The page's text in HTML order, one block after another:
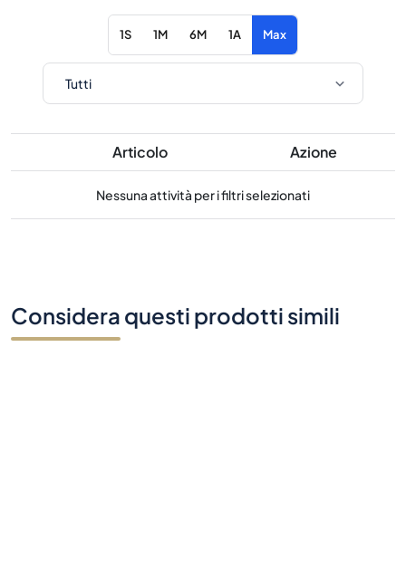
1S 1M 6M 1A Max
Articolo Azione
Nessuna attività per i filtri selezionati
Considera questi prodotti simili